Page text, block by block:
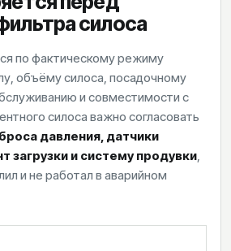
силоса
по фактическому режиму
объёму силоса, посадочному
и совместимости с
силоса важно согласовать
давления, датчики
загрузки и систему продувки,
и не работал в аварийном